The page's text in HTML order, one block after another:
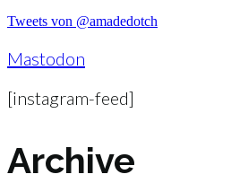
Tweets von @amadedotch
Mastodon
[instagram-feed]
Archive